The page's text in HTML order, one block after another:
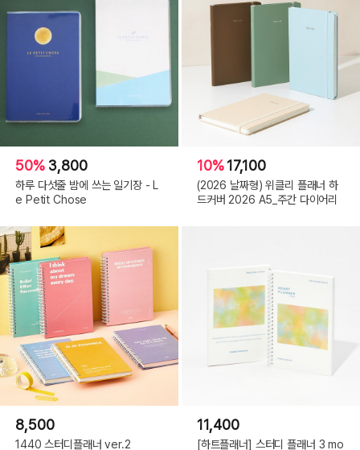
50% 3,800
하루 다섯줄 밤에 쓰는 일기장 - L
e Petit Chose
10%17,100
(2026 날짜형) 위클리 플래너 하
드커버 2026 A5_주간 다이어리
8,500
1440 스터디플래너 ver.2
11,400
[하트플래너] 스터디 플래너 3 mo